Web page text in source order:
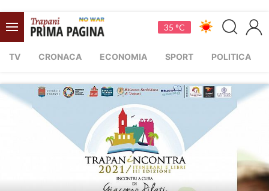
35 °C
TV CRONACA ECONOMIA SPORT POLITICA